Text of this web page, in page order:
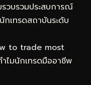
วบรวมประสบการณ์
เทรดสถาบันระดับ
to trade most
ไมนักเทรดมืออาชีพ